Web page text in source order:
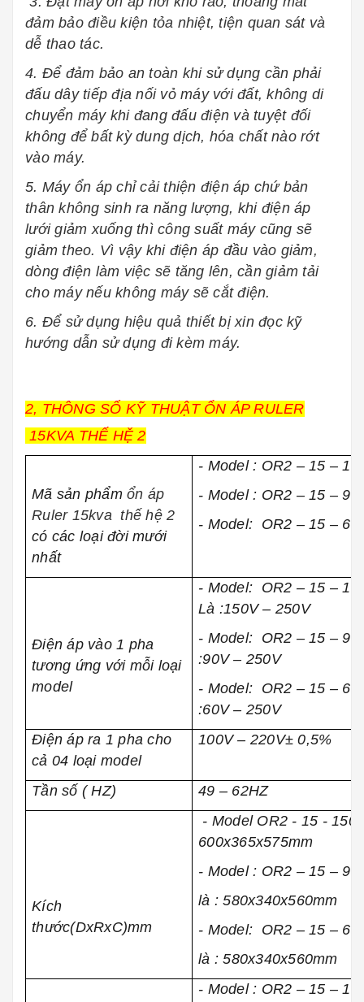
đảm bảo điều kiện tỏa nhiệt, tiện quan sát và
dễ thao tác.
4. Để đảm bảo an toàn khi sử dụng cần phải
đấu dây tiếp địa nối vỏ máy với đất, không di
chuyển máy khi đang đấu điện và tuyệt đối
không để bất kỳ dung dịch, hóa chất nào rớt
vào máy.
5. Máy ổn áp chỉ cải thiện điện áp chứ bản
thân không sinh ra năng lượng, khi điện áp
lưới giảm xuống thì công suất máy cũng sẽ
giảm theo. Vì vậy khi điện áp đầu vào giảm,
dòng điện làm việc sẽ tăng lên, cần giảm tải
cho máy nếu không máy sẽ cắt điện.
6. Để sử dụng hiệu quả thiết bị xin đọc kỹ
hướng dẫn sử dụng đi kèm máy.
2, THÔNG SỐ KỸ THUẬT ỔN ÁP RULER
15KVA THẾ HỆ 2
Mã sản phẩmổn áp
Ruler 15kva thế hệ 2
có các loại đời mưới
nhất
- Model : OR2 – 15 –
- Model : OR2 – 15 – 90
- Model: OR2 – 15 – 60
Điện áp vào 1 pha
tương ứng với mỗi loại
model
- Model: OR2 – 15 –
Là :150V – 250V
- Model: OR2 – 15 – 90
:90V – 250V
- Model: OR2 – 15 – 60
:60V – 250V
Điện áp ra 1 pha cho
cả 04 loại model
100V – 220V± 0,5%
Tần số ( HZ) 49 – 62HZ
Kích
thước(DxRxC)mm
- Model OR2 - 15 - 150
600x365x575mm
- Model : OR2 – 15 – 90
là : 580x340x560mm
- Model: OR2 – 15 – 60
là : 580x340x560mm
- Model : OR2 – 15 –